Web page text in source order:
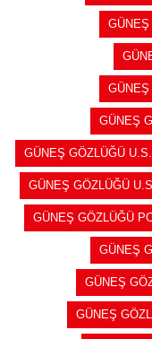
GÜNEŞ
GÜNEŞ GÖZLÜĞÜ
GÜNEŞ GÖZLÜĞÜ
GÜNEŞ GÖZLÜĞÜ
GÜNEŞ
GÜNEŞ
GÜNEŞ